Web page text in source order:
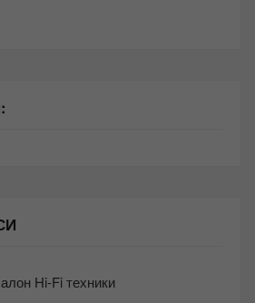
Hi-Fi техники